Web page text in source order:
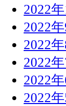
2022年
2022年
2022年
2022年
2022年
2022年